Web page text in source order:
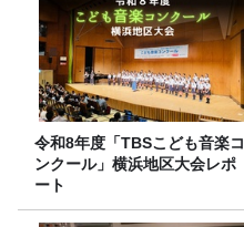
令和8年度「TBSこども音楽コ
ンクール」横浜地区大会レポ
ート